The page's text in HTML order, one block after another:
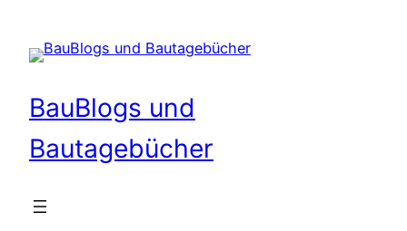
Inhalt
springen
BauBlogs und
Bautagebücher